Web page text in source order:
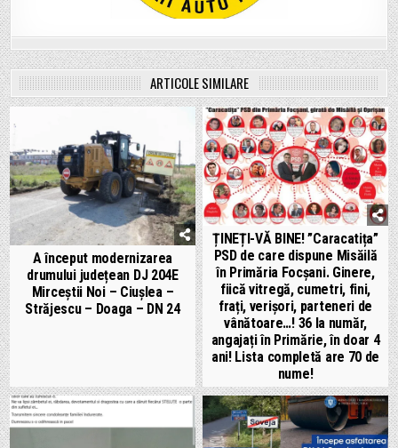
ARTICOLE SIMILARE
A început modernizarea
drumului județean DJ 204E
Mirceștii Noi – Ciușlea –
Străjescu – Doaga – DN 24
ȚINEȚI-VĂ BINE! ”Caracatița”
PSD de care dispune Misăilă
în Primăria Focșani. Ginere,
fiică vitregă, cumetri, fini,
frați, verișori, parteneri de
vânătoare…! 36 la număr,
angajați în Primărie, în doar 4
ani! Lista completă are 70 de
nume!